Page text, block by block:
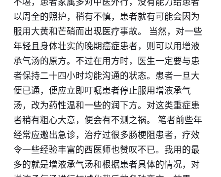
以周全的照护，稍有不慎，患者就有可能会因为
服用大黄和芒硝而出现医疗事故。 当然，对一些
年轻且身体壮实的晚期癌症患者，则可以用增液
承气汤的原方。不过在用方时，医生一定要与患
者保持二十四小时均能沟通的状态。患者一旦大
便已通，便应立即叮嘱患者停止服用增液承气
汤，改为药性温和一些的润下方。对这类重症患
者稍有粗心大意，便会有不测之祸。 笔者前些年
经常应邀出急诊，治疗过很多肠梗阻患者，疗效
令一些经验丰富的西医师也赞叹不已。我用的最
多的就是增液承气汤和根据患者具体的情况，对